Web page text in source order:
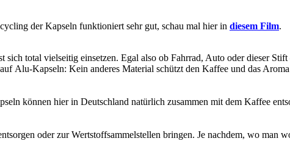
der Kapseln funktioniert sehr gut, schau mal hier in diesem Film.
total vielseitig einsetzen. Egal also ob Fahrrad, Auto oder dieser
Alu-Kapseln: Kein anderes Material schützt den Kaffee und das Aroma
können hier in Deutschland natürlich zusammen mit dem Kaffee
oder zur Wertstoffsammelstellen bringen. Je nachdem, wo man